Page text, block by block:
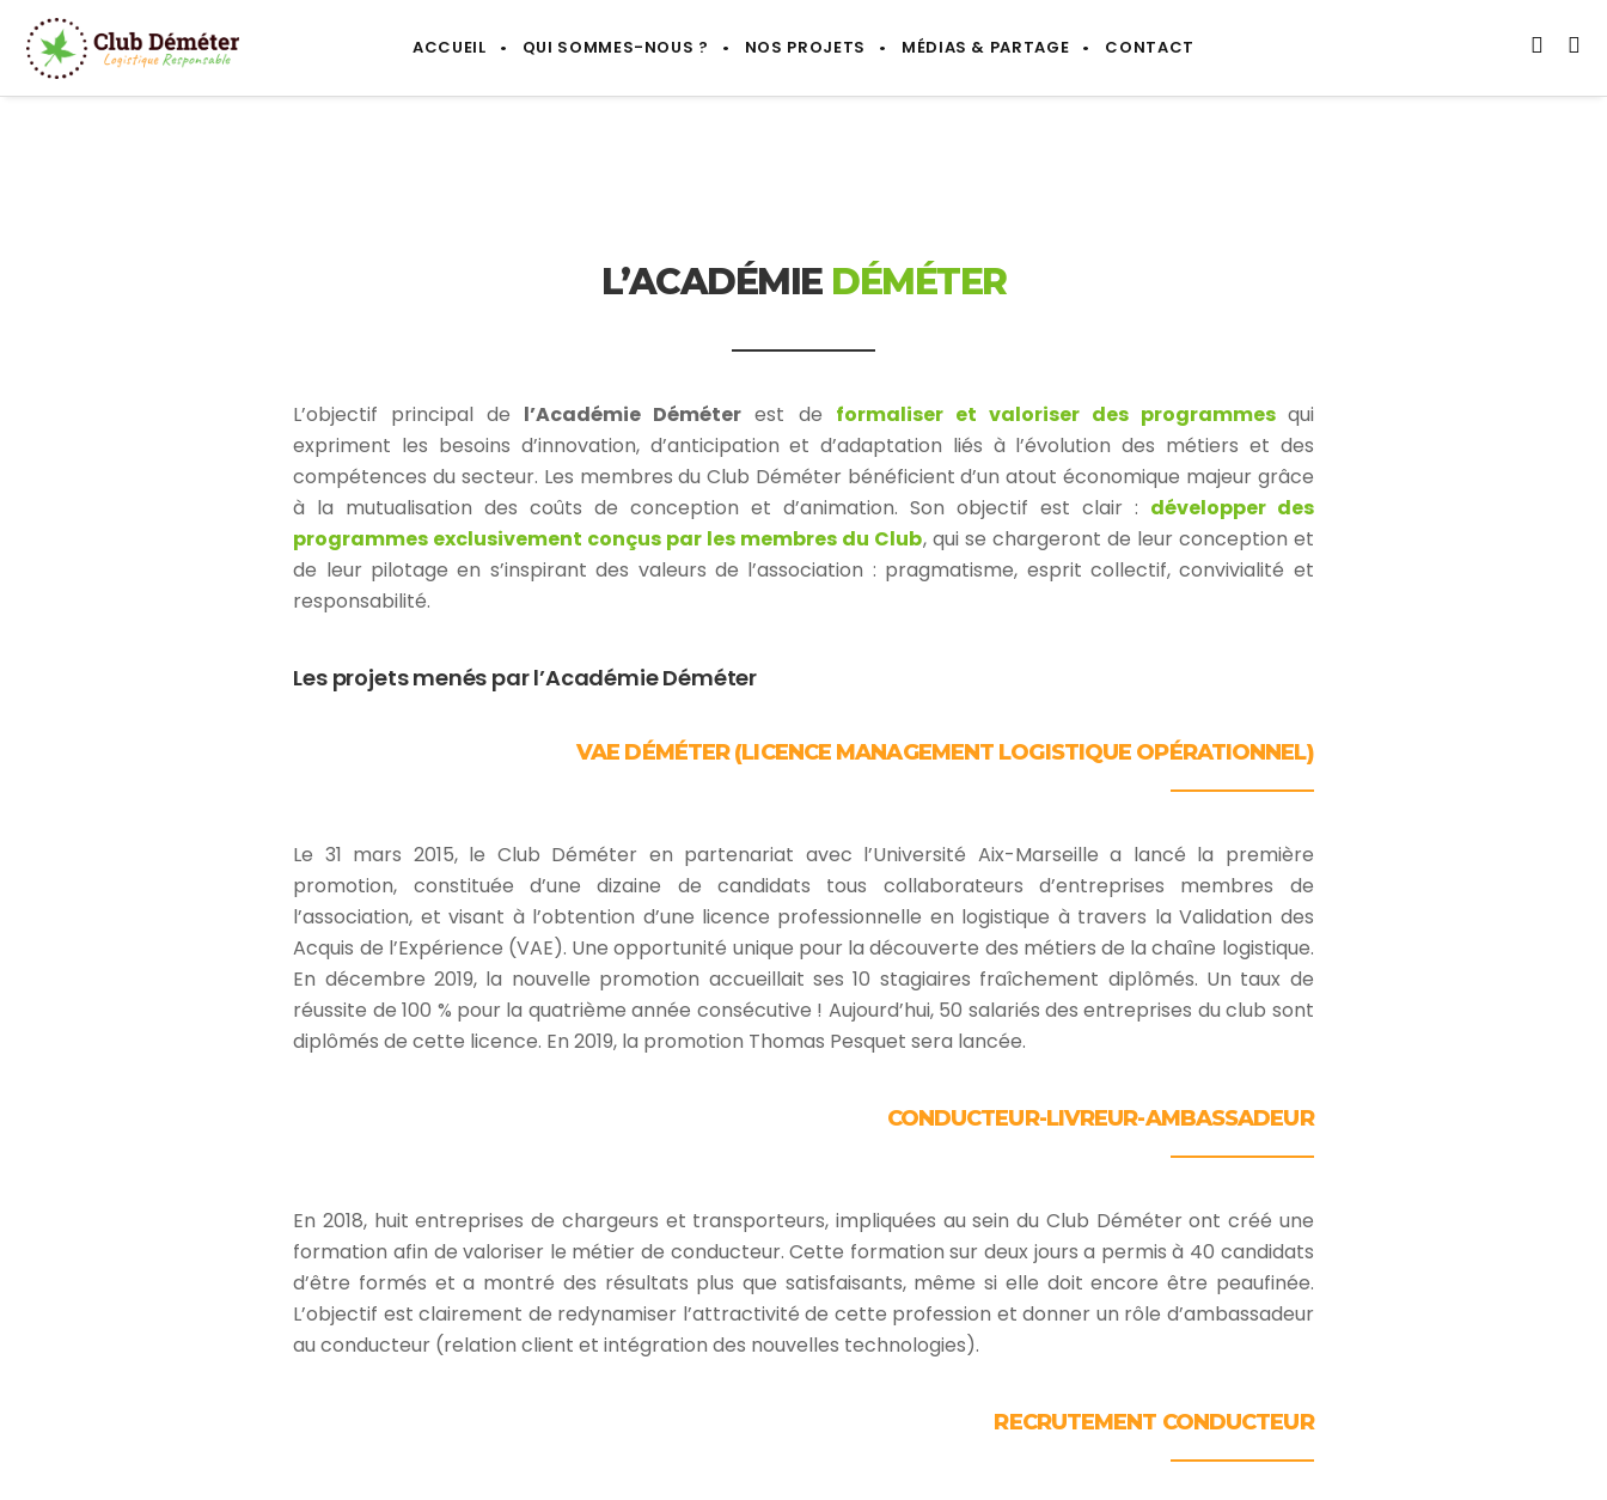
ACCUEIL QUI SOMMES-NOUS ? NOS PROJETS MÉDIAS & PARTAGE CONTACT
L’ACADÉMIE DÉMÉTER
L’objectif principal de l’Académie Déméter est de formaliser et valoriser des programmes qui
expriment les besoins d’innovation, d’anticipation et d’adaptation liés à l’évolution des métiers et des
compétences du secteur. Les membres du Club Déméter bénéficient d’un atout économique majeur grâce
à la mutualisation des coûts de conception et d’animation. Son objectif est clair : développer des
programmes exclusivement conçus par les membres du Club, qui se chargeront de leur conception et
de leur pilotage en s’inspirant des valeurs de l’association : pragmatisme, esprit collectif, convivialité et
responsabilité.
Les projets menés par l’Académie Déméter
VAE DÉMÉTER (LICENCE MANAGEMENT LOGISTIQUE OPÉRATIONNEL)
Le 31 mars 2015, le Club Déméter en partenariat avec l’Université Aix-Marseille a lancé la première
promotion, constituée d’une dizaine de candidats tous collaborateurs d’entreprises membres de
l’association, et visant à l’obtention d’une licence professionnelle en logistique à travers la Validation des
Acquis de l’Expérience (VAE). Une opportunité unique pour la découverte des métiers de la chaîne logistique.
En décembre 2019, la nouvelle promotion accueillait ses 10 stagiaires fraîchement diplômés. Un taux de
réussite de 100 % pour la quatrième année consécutive ! Aujourd’hui, 50 salariés des entreprises du club sont
diplômés de cette licence. En 2019, la promotion Thomas Pesquet sera lancée.
CONDUCTEUR-LIVREUR-AMBASSADEUR
En 2018, huit entreprises de chargeurs et transporteurs, impliquées au sein du Club Déméter ont créé une
formation afin de valoriser le métier de conducteur. Cette formation sur deux jours a permis à 40 candidats
d’être formés et a montré des résultats plus que satisfaisants, même si elle doit encore être peaufinée.
L’objectif est clairement de redynamiser l’attractivité de cette profession et donner un rôle d’ambassadeur
au conducteur (relation client et intégration des nouvelles technologies).
RECRUTEMENT CONDUCTEUR